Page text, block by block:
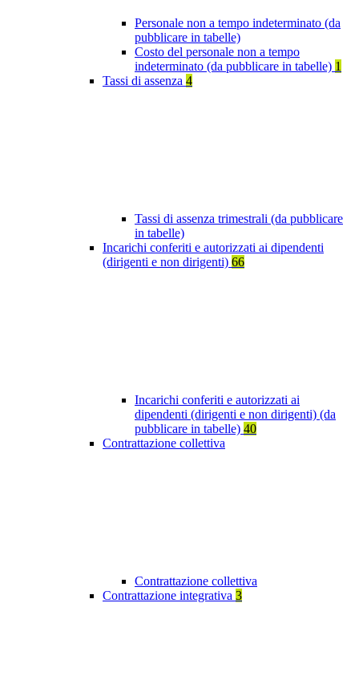
Personale non a tempo indeterminato (da
pubblicare in tabelle)
Costo del personale non a tempo
indeterminato (da pubblicare in tabelle) 1
Tassi di assenza 4
Tassi di assenza trimestrali (da pubblicare
in tabelle)
Incarichi conferiti e autorizzati ai dipendenti
(dirigenti e non dirigenti) 66
Incarichi conferiti e autorizzati ai
dipendenti (dirigenti e non dirigenti) (da
pubblicare in tabelle) 40
Contrattazione collettiva
Contrattazione collettiva
Contrattazione integrativa 3